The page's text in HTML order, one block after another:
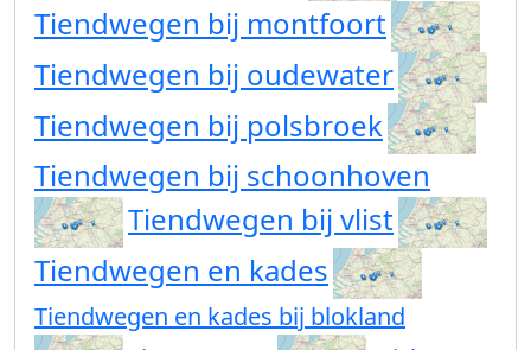
Tiendwegen bij montfoort
Tiendwegen bij oudewater
Tiendwegen bij polsbroek
Tiendwegen bij schoonhoven
Tiendwegen bij vlist
Tiendwegen en kades
Tiendwegen en kades bij blokland